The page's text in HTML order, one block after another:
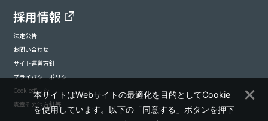
採用情報
法定公告
お問い合わせ
サイト運営方針
プライバシーポリシー
Cookieポリシー
憲章その他方針等
本サイトはWebサイトの最適化を目的としてCookie
を使用しています。以下の「同意する」ボタンを押下